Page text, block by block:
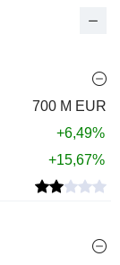
700 M EUR
+6,49%
+15,67%